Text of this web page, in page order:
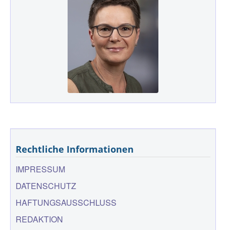
Rechtliche Informationen
IMPRESSUM
DATENSCHUTZ
HAFTUNGSAUSSCHLUSS
REDAKTION